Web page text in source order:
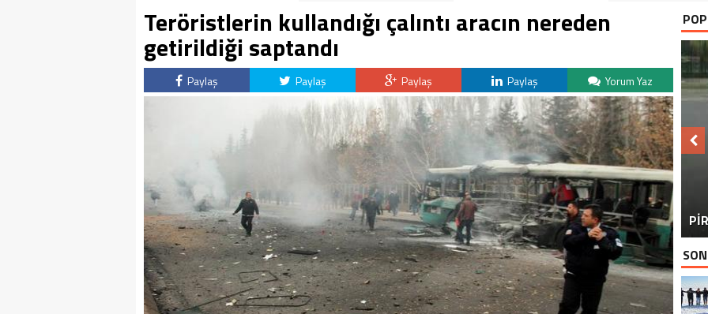
Teröristlerin kullandığı çalıntı aracın nereden
getirildiği saptandı
Paylaş Paylaş Paylaş Paylaş Yorum Yaz